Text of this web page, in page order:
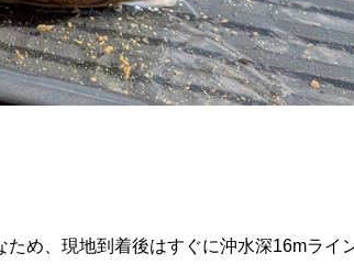
め、現地到着後はすぐに沖水深16mライ